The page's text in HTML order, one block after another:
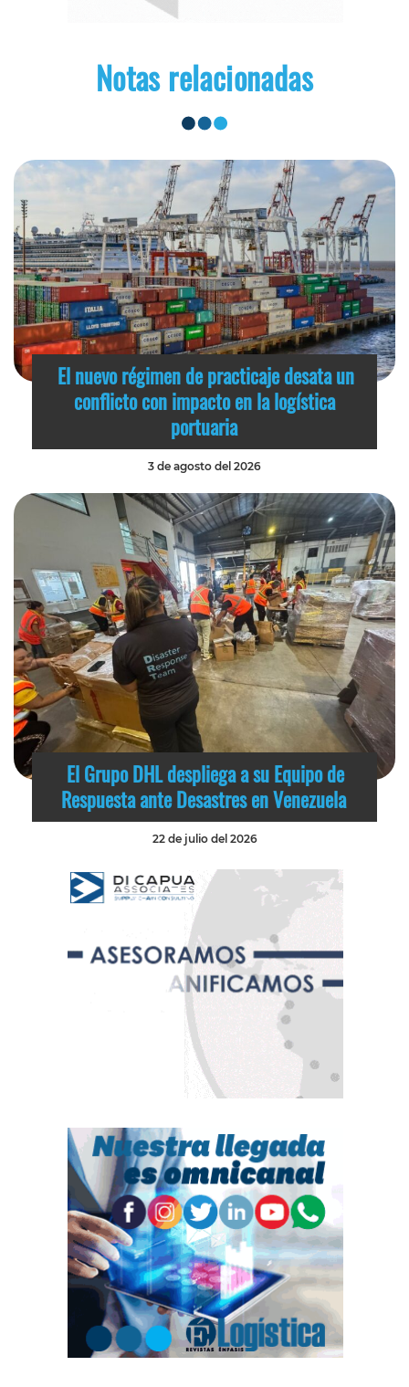
Notas relacionadas
El nuevo régimen de practicaje desata un
conflicto con impacto en la logística
portuaria
3 de agosto del 2026
El Grupo DHL despliega a su Equipo de
Respuesta ante Desastres en Venezuela
22 de julio del 2026